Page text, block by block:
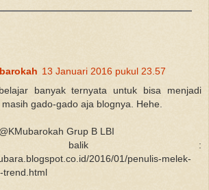
13 Januari 2016 pukul 23.57
banyak ternyata untuk bisa menjadi
masih gado-gado aja blognya. Hehe.
Grup B LBI
balik :
2016/01/penulis-melek-
trend.html